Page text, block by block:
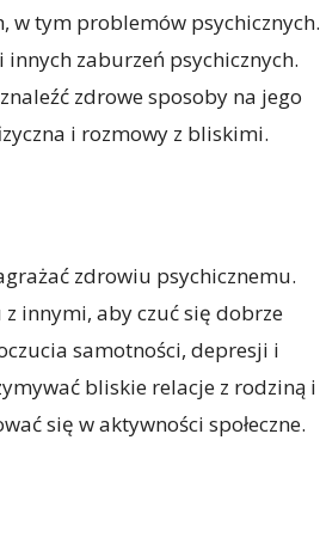
w tym problemów psychicznych.
zaburzeń psychicznych.
zdrowe sposoby na jego
i rozmowy z bliskimi.
zdrowiu psychicznemu.
innymi, aby czuć się dobrze
samotności, depresji i
bliskie relacje z rodziną i
się w aktywności społeczne.